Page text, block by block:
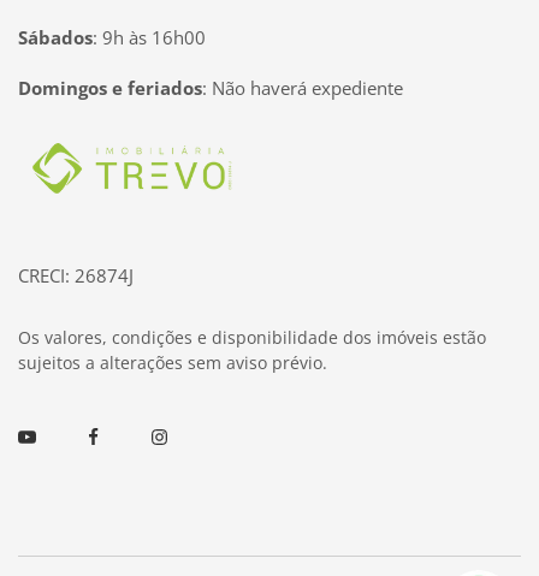
Sábados: 9h às 16h00
Domingos e feriados: Não haverá expediente
Página inicial
CRECI: 26874J
Os valores, condições e disponibilidade dos imóveis estão
sujeitos a alterações sem aviso prévio.
Youtube FacebookInstagram